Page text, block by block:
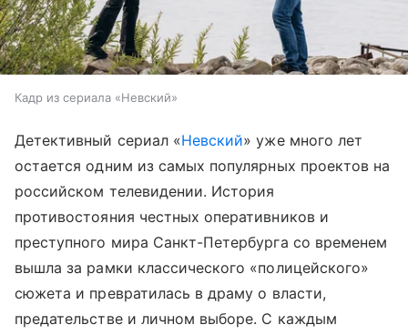
Кадр из сериала «Невский»
Детективный сериал «Невский» уже много лет
остается одним из самых популярных проектов на
российском телевидении. История
противостояния честных оперативников и
преступного мира Санкт-Петербурга со временем
вышла за рамки классического «полицейского»
сюжета и превратилась в драму о власти,
предательстве и личном выборе. С каждым